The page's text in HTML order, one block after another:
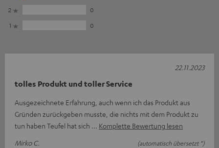
2
0
1
0
tolles Produkt und toller Service
Ausgezeichnete Erfahrung, auch wenn ich das Produkt aus
Gründen zurückgeben musste, die nichts mit dem Produkt zu
tun haben Teufel hat sich
Komplette Bewertung lesen
Mirko C.
(automatisch übersetzt *)
22.11.2023